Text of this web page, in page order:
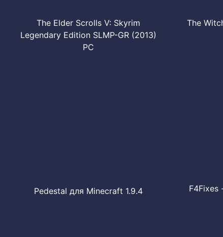
The Elder Scrolls V: Skyrim
Legendary Edition SLMP-GR (2013)
PC
The
Pedestal для Minecraft 1.9.4
F4Fixes